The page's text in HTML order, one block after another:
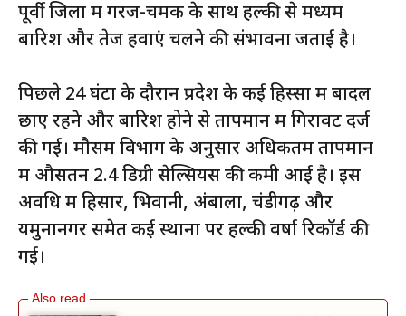
पूर्वी जिलों में गरज-चमक के साथ हल्की से मध्यम
बारिश और तेज हवाएं चलने की संभावना जताई है।
पिछले 24 घंटों के दौरान प्रदेश के कई हिस्सों में बादल
छाए रहने और बारिश होने से तापमान में गिरावट दर्ज
की गई। मौसम विभाग के अनुसार अधिकतम तापमान
में औसतन 2.4 डिग्री सेल्सियस की कमी आई है। इस
अवधि में हिसार, भिवानी, अंबाला, चंडीगढ़ और
यमुनानगर समेत कई स्थानों पर हल्की वर्षा रिकॉर्ड की
गई।